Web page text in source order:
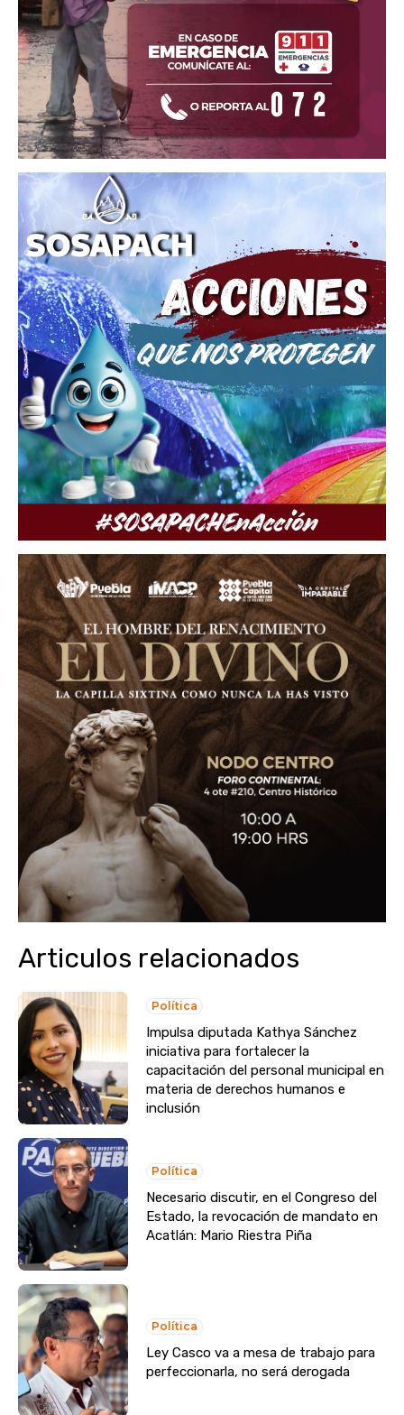
Articulos relacionados
Política
Impulsa diputada Kathya Sánchez
iniciativa para fortalecer la
capacitación del personal municipal en
materia de derechos humanos e
inclusión
Política
Necesario discutir, en el Congreso del
Estado, la revocación de mandato en
Acatlán: Mario Riestra Piña
Política
Ley Casco va a mesa de trabajo para
perfeccionarla, no será derogada